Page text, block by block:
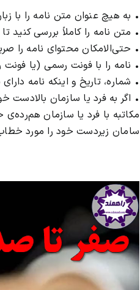
• به هیچ عنوان متن نامه را با
• متن نامه را کاملاً بررسی کنید
• حتی‌الامکان محتوای نامه را
• نامه را با فونت رسمی (یا
• شماره، تاریخ و اینکه نامه
• اگر به فرد یا سازمان بالادست
مکاتبه با فرد یا سازمان هم‌رده‌ی
سامان زیردست خود را مورد خطاب
نمایشگر
ویدیو